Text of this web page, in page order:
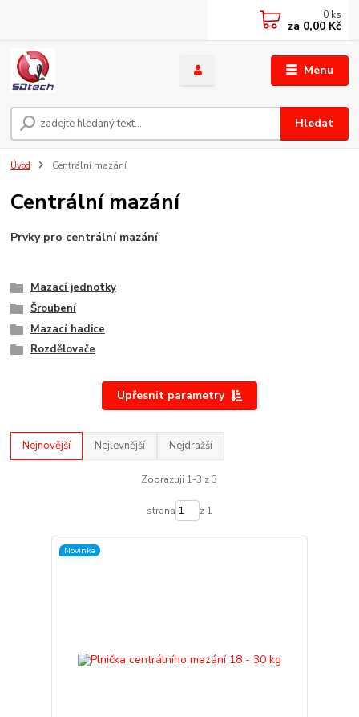
Menu
Hledat
0 ks
za 0,00 Kč
Úvod Centrální mazání
Centrální mazání
Prvky pro centrální mazání
Mazací jednotky
Šroubení
Mazací hadice
Rozdělovače
Upřesnit parametry
Nejnovější Nejlevnější Nejdražší
Zobrazuji 1-3 z 3
strana z 1
Novinka